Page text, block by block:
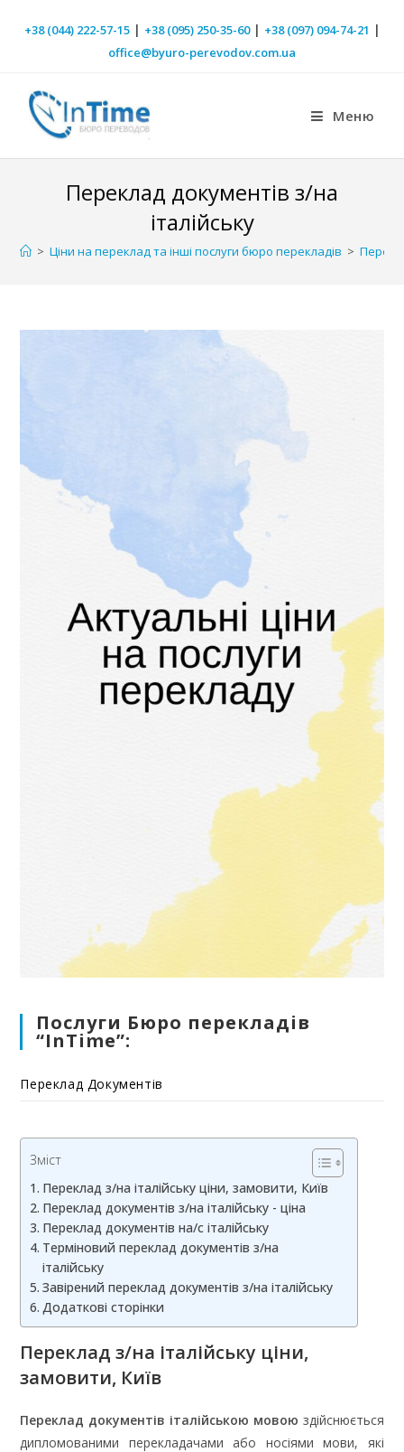
+38 (044) 222-57-15| +38 (095) 250-35-60| +38 (097) 094-74-21 |
office@byuro-perevodov.com.ua
Меню
Переклад документів з/на
італійську
> Ціни на переклад та інші послуги бюро перекладів >
Послуги Бюро перекладів
“InTime”:
Переклад Документів
Зміст
Переклад з/на італійську ціни, замовити, Київ
Переклад документів з/на італійську - ціна
Переклад документів на/с італійську
Терміновий переклад документів з/на
італійську
Завірений переклад документів з/на італійську
Додаткові сторінки
Переклад з/на італійську ціни,
замовити, Київ
Переклад документів італійською мовою здійснюється
дипломованими перекладачами або носіями мови, які